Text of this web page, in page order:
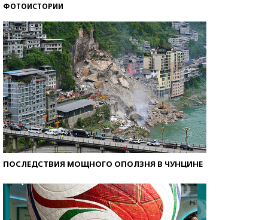
ФОТОИСТОРИИ
ПОСЛЕДСТВИЯ МОЩНОГО ОПОЛЗНЯ В ЧУНЦИНЕ